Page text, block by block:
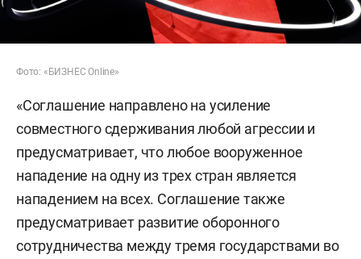
Фото: «БИЗНЕС Online»
«Соглашение направлено на усиление
совместного сдерживания любой агрессии и
предусматривает, что любое вооруженное
нападение на одну из трех стран является
нападением на всех. Соглашение также
предусматривает развитие оборонного
сотрудничества между тремя государствами во